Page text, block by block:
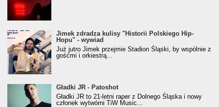
Jimek zdradza kulisy "Historii Polskiego Hip-
Hopu" - wywiad
Jimek zdradza kulisy "Historii Polskiego Hip-
Hopu" - wywiad
Już jutro Jimek przejmie Stadion Śląski, by wspólnie z
gośćmi i orkiestrą...
Gładki JR - Patoshot
Gładki JR - Patoshot
Gładki JR to 21-letni raper z Dolnego Śląska i nowy
członek wytwórni TiW Music...